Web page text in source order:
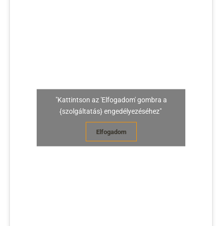
"Kattintson az 'Elfogadom' gombra a
{szolgáltatás} engedélyezéséhez"
Elfogadom